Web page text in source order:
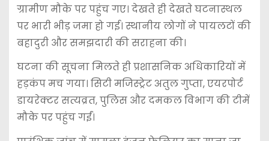
ग्रामीण मौके पर पहुंच गए। देखते ही देखते घटनास्थल
पर भारी भीड़ जमा हो गई। स्थानीय लोगों ने पायलटों की
बहादुरी और समझदारी की सराहना की।
घटना की सूचना मिलते ही प्रशासनिक अधिकारियों में
हड़कंप मच गया। सिटी मजिस्ट्रेट अतुल गुप्ता, एयरपोर्ट
डायरेक्टरसत्यव्रत, पुलिस और दमकल विभाग की टीमें
मौके पर पहुंच गईं।